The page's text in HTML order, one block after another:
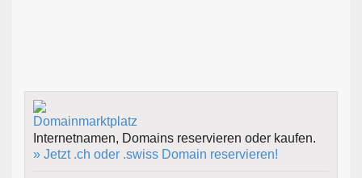
Internetnamen, Domains reservieren oder kaufen.
» Jetzt .ch oder .swiss Domain reservieren!